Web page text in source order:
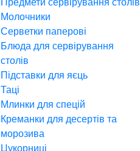
Предмети сервірування столів
Молочники
Серветки паперові
Блюда для сервірування
столів
Підставки для яєць
Таці
Млинки для спецій
Креманки для десертів та
морозива
Цукорниці